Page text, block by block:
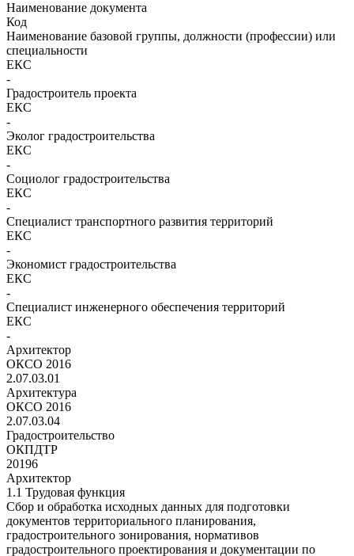
Наименование документа
Код
Наименование базовой группы, должности (профессии) или
специальности
ЕКС
-
Градостроитель проекта
ЕКС
-
Эколог градостроительства
ЕКС
-
Социолог градостроительства
ЕКС
-
Специалист транспортного развития территорий
ЕКС
-
Экономист градостроительства
ЕКС
-
Специалист инженерного обеспечения территорий
ЕКС
-
Архитектор
ОКСО 2016
2.07.03.01
Архитектура
ОКСО 2016
2.07.03.04
Градостроительство
ОКПДТР
20196
Архитектор
1.1 Трудовая функция
Сбор и обработка исходных данных для подготовки
документов территориального планирования,
градостроительного зонирования, нормативов
градостроительного проектирования и документации по